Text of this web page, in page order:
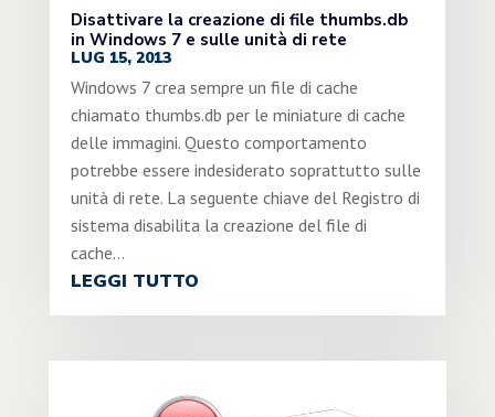
Disattivare la creazione di file thumbs.db
in Windows 7 e sulle unità di rete
LUG 15, 2013
Windows 7 crea sempre un file di cache
chiamato thumbs.db per le miniature di cache
delle immagini. Questo comportamento
potrebbe essere indesiderato soprattutto sulle
unità di rete. La seguente chiave del Registro di
sistema disabilita la creazione del file di
cache...
LEGGI TUTTO